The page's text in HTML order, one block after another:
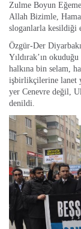
Zulme Boyun
Allah Bizimle,
sloganlarla kesildiği
Özgür-Der
Yıldırak’ın
halkına bin selam,
işbirlikçilerine lanet
yer Cenevre değil,
denildi.